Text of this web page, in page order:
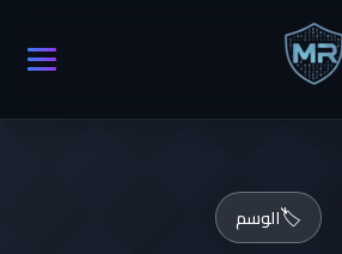
🏷️الوسم